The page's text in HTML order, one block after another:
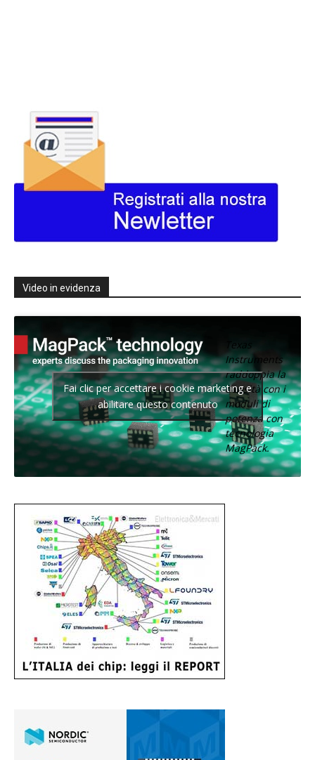
Video in evidenza
Texas
Instruments
raddoppia la
densità con i
moduli di
potenza con
tecnologia
MagPack.
Fai clic per accettare i cookie marketing e
abilitare questo contenuto